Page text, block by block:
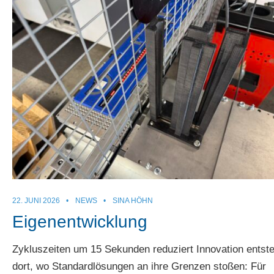
22. JUNI 2026 • NEWS • SINA HÖHN
Eigenentwicklung
Zykluszeiten um 15 Sekunden reduziert Innovation
dort, wo Standardlösungen an ihre Grenzen stoßen: Für